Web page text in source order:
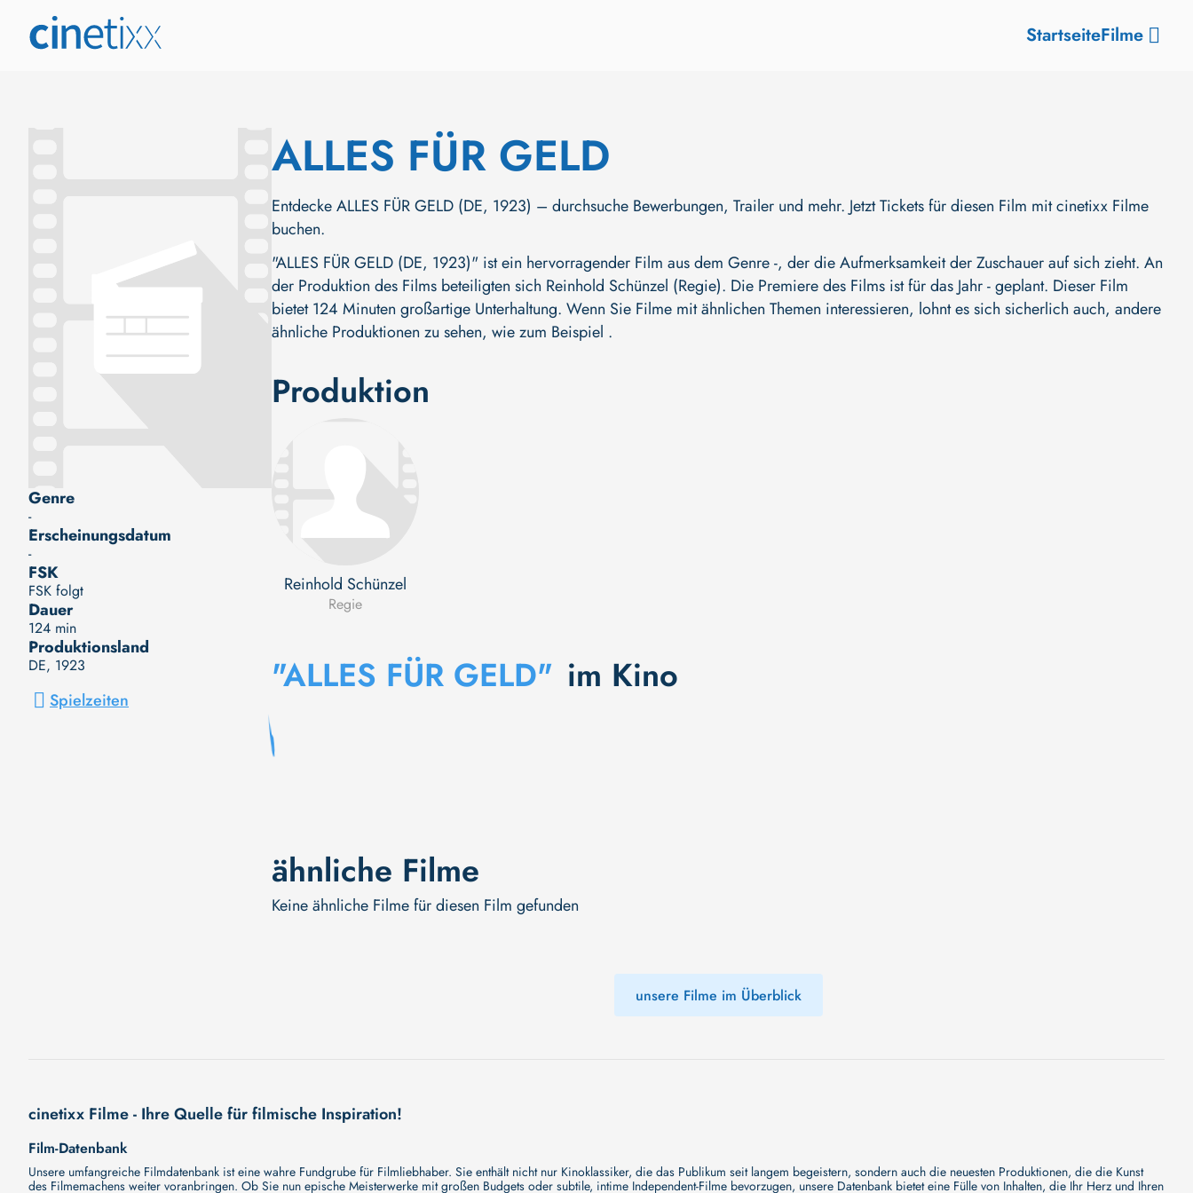
StartseiteFilme
Genre
-
Erscheinungsdatum
-
FSK
FSK folgt
Dauer
124 min
Produktionsland
DE, 1923
Spielzeiten
ALLES FÜR GELD
Entdecke ALLES FÜR GELD (DE, 1923) – durchsuche Bewerbungen, Trailer und mehr. Jetzt Tickets für diesen Film mit cinetixx Filme
buchen.
"ALLES FÜR GELD (DE, 1923)" ist ein hervorragender Film aus dem Genre -, der die Aufmerksamkeit der Zuschauer auf sich zieht. An
der Produktion des Films beteiligten sich Reinhold Schünzel (Regie). Die Premiere des Films ist für das Jahr - geplant. Dieser Film
bietet 124 Minuten großartige Unterhaltung. Wenn Sie Filme mit ähnlichen Themen interessieren, lohnt es sich sicherlich auch, andere
ähnliche Produktionen zu sehen, wie zum Beispiel .
Produktion
Reinhold Schünzel
Regie
"ALLES FÜR GELD" im Kino
ähnliche Filme
Keine ähnliche Filme für diesen Film gefunden
unsere Filme im Überblick
cinetixx Filme - Ihre Quelle für filmische Inspiration!
Film-Datenbank
Unsere umfangreiche Filmdatenbank ist eine wahre Fundgrube für Filmliebhaber. Sie enthält nicht nur Kinoklassiker, die das Publikum seit langem begeistern, sondern auch die neuesten Produktionen, die die Kunst
des Filmemachens weiter voranbringen. Ob Sie nun epische Meisterwerke mit großen Budgets oder subtile, intime Independent-Filme bevorzugen, unsere Datenbank bietet eine Fülle von Inhalten, die Ihr Herz und Ihren